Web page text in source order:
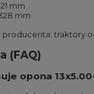
mm
mm
traktory
(FAQ)
opona